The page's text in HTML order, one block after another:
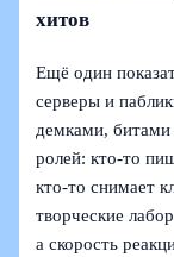
хитов
Ещё один
серверы и
демками, битами
ролей: кто-то
кто-то снимает
творческие
а скорость